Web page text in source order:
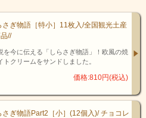
さぎ物語［特小］11枚入/全国観光土産
//
を今に伝える「しらさぎ物語」！欧風の焼
トクリームをサンドしました。
価格:810円(税込)
さぎ物語Part2［小］(12個入)/ チョコレ